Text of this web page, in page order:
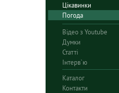
Цікавинки
Погода
Відео з Youtube
Думки
Статті
Інтерв`ю
Каталог
Контакти